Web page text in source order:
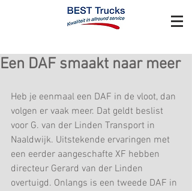
Een DAF smaakt naar meer
Heb je eenmaal een DAF in de vloot, dan
volgen er vaak meer. Dat geldt beslist
voor G. van der Linden Transport in
Naaldwijk. Uitstekende ervaringen met
een eerder aangeschafte XF hebben
directeur Gerard van der Linden
overtuigd. Onlangs is een tweede DAF in